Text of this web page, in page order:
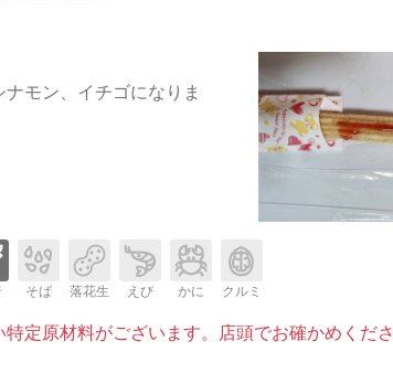
モン、イチゴになりま
そば 落花生 えび かに クルミ
定原材料がございます。店頭でお確かめくださ